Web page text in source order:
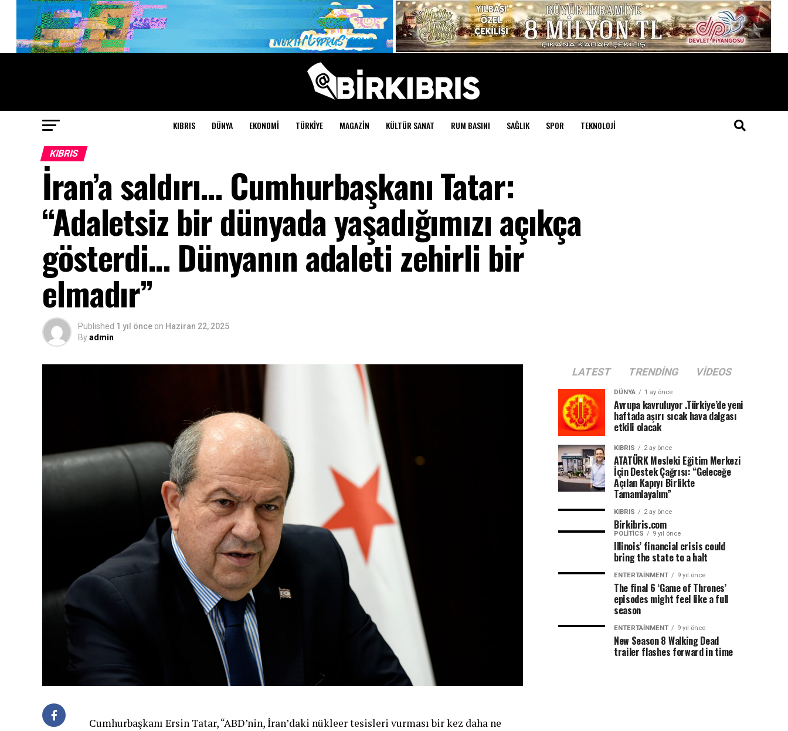
KIBRIS DÜNYA EKONOMI TÜRKIYE MAGAZIN KÜLTÜR SANAT RUM BASINI SAĞLIK SPOR TEKNOLOJI
KIBRIS
İran’a saldırı… Cumhurbaşkanı Tatar:
“Adaletsiz bir dünyada yaşadığımızı açıkça
gösterdi… Dünyanın adaleti zehirli bir
elmadır”
Published 1 yıl önce on Haziran 22, 2025
Byadmin
Cumhurbaşkanı Ersin Tatar, “ABD’nin, İran’daki nükleer tesisleri vurması bir kez daha ne
LATEST TRENDING VIDEOS
DÜNYA 1 ay önce
Avrupa kavruluyor .Türkiye’de yeni
haftada aşırı sıcak hava dalgası
etkili olacak
KIBRIS 2 ay önce
ATATÜRK Mesleki Eğitim Merkezi
İçin Destek Çağrısı: “Geleceğe
Açılan Kapıyı Birlikte
Tamamlayalım”
KIBRIS 2 ay önce
Birkibris.com
POLITICS 9 yıl önce
Illinois’ financial crisis could
bring the state to a halt
ENTERTAINMENT 9 yıl önce
The final 6 ‘Game of Thrones’
episodes might feel like a full
season
ENTERTAINMENT 9 yıl önce
New Season 8 Walking Dead
trailer flashes forward in time